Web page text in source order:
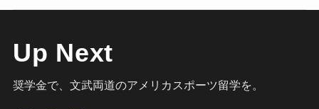
Up Next
奨学金で、文武両道のアメリカスポーツ留学を。